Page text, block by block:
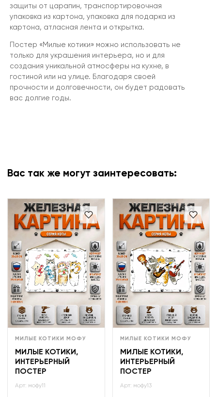
защиты от царапин, транспортировочная
упаковка из картона, упаковка для подарка из
картона, атласная лента и открытка.
Постер «Милые котики» можно использовать не
только для украшения интерьера, но и для
создания уникальной атмосферы на кухне, в
гостиной или на улице. Благодаря своей
прочности и долговечности, он будет радовать
вас долгие годы.
Вас так же могут заинтересовать:
МИЛЫЕ КОТИКИ МОФУ
МИЛЫЕ КОТИКИ,
ИНТЕРЬЕРНЫЙ
ПОСТЕР
Арт: мофу11
МИЛЫЕ КОТИКИ МОФУ
МИЛЫЕ КОТИКИ,
ИНТЕРЬЕРНЫЙ
ПОСТЕР
Арт: мофу13